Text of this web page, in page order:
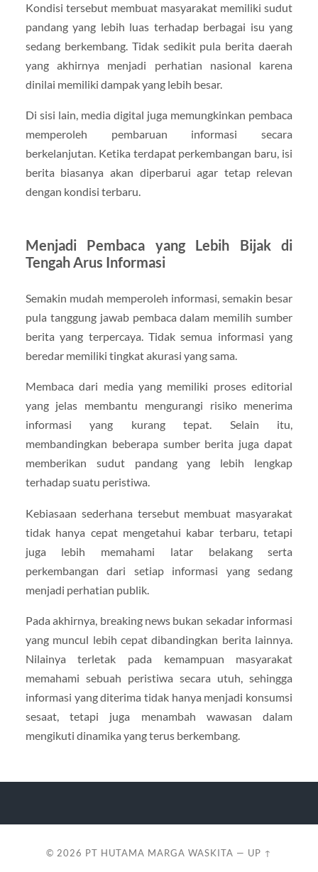
Kondisi tersebut membuat masyarakat memiliki sudut
pandang yang lebih luas terhadap berbagai isu yang
sedang berkembang. Tidak sedikit pula berita daerah
yang akhirnya menjadi perhatian nasional karena
dinilai memiliki dampak yang lebih besar.
Di sisi lain, media digital juga memungkinkan pembaca
memperoleh pembaruan informasi secara
berkelanjutan. Ketika terdapat perkembangan baru, isi
berita biasanya akan diperbarui agar tetap relevan
dengan kondisi terbaru.
Menjadi Pembaca yang Lebih Bijak di
Tengah Arus Informasi
Semakin mudah memperoleh informasi, semakin besar
pula tanggung jawab pembaca dalam memilih sumber
berita yang terpercaya. Tidak semua informasi yang
beredar memiliki tingkat akurasi yang sama.
Membaca dari media yang memiliki proses editorial
yang jelas membantu mengurangi risiko menerima
informasi yang kurang tepat. Selain itu,
membandingkan beberapa sumber berita juga dapat
memberikan sudut pandang yang lebih lengkap
terhadap suatu peristiwa.
Kebiasaan sederhana tersebut membuat masyarakat
tidak hanya cepat mengetahui kabar terbaru, tetapi
juga lebih memahami latar belakang serta
perkembangan dari setiap informasi yang sedang
menjadi perhatian publik.
Pada akhirnya, breaking news bukan sekadar informasi
yang muncul lebih cepat dibandingkan berita lainnya.
Nilainya terletak pada kemampuan masyarakat
memahami sebuah peristiwa secara utuh, sehingga
informasi yang diterima tidak hanya menjadi konsumsi
sesaat, tetapi juga menambah wawasan dalam
mengikuti dinamika yang terus berkembang.
© 2026 PT HUTAMA MARGA WASKITA — UP ↑